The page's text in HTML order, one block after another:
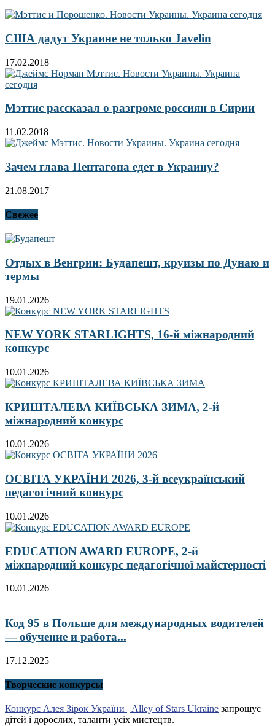
США дадут Украине не только Javelin
17.02.2018
Мэттис рассказал о разгроме россиян в Сирии
11.02.2018
Зачем глава Пентагона едет в Украину?
21.08.2017
Свежее
Отдых в Венгрии: Будапешт, круизы по Дунаю и
термы
19.01.2026
NEW YORK STARLIGHTS, 16-й міжнародний
конкурс
10.01.2026
КРИШТАЛЕВА КИЇВСЬКА ЗИМА, 2-й
міжнародний конкурс
10.01.2026
ОСВІТА УКРАЇНИ 2026, 3-й всеукраїнський
педагогічний конкурс
10.01.2026
EDUCATION AWARD EUROPE, 2-й
міжнародний конкурс педагогічної майстерності
10.01.2026
Код 95 в Польше для международных водителей
— обучение и работа...
17.12.2025
Творческие конкурсы
Конкурс Алея Зірок України | Alley of Stars Ukraine запрошує
дітей і дорослих, таланти усіх мистецтв.